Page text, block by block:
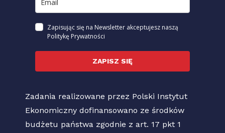
Zapisując się na Newsletter akceptujesz naszą
Politykę Prywatności
ZAPISZ SIĘ
Zadania realizowane przez Polski Instytut
Ekonomiczny dofinansowano ze środków
budżetu państwa zgodnie z art. 17 pkt 1